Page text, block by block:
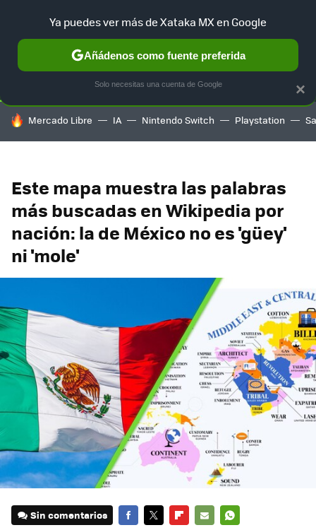
SELECCIÓN GAMING HOME AUTO TERRITORIO
HOY SE HABLA DE
Mercado Libre IA Nintendo Switch Playstation
Este mapa muestra las palabras
más buscadas en Wikipedia por
nación: la de México no es 'güey'
ni 'mole'
Sin comentarios
×
Ya puedes ver más de Xataka MX en Google
Añádenos como fuente preferida
Solo necesitas una cuenta de Google